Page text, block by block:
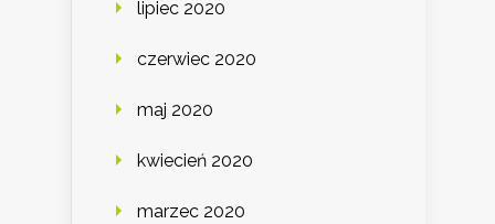
lipiec 2020
czerwiec 2020
maj 2020
kwiecień 2020
marzec 2020